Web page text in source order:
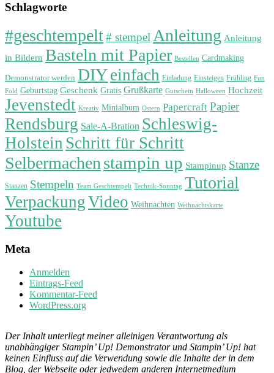
Schlagworte
#geschtempelt# stempel Anleitung Anleitung
in Bildern Basteln mit Papier Bestellen Cardmaking
Demonstrator werden DIYeinfach Einladung Einsteigen Frühling Fun
Fold Geburtstag Geschenk Gratis Grußkarte Gutschein Halloween Hochzeit
Jevenstedt Kreativ Minialbum Ostern Papercraft Papier
Rendsburg Sale-A-Bration Schleswig-
Holstein Schritt für Schritt
Selbermachen stampin up Stampinup Stanze
Stanzen Stempeln Team Geschtempelt Technik-Sonntag Tutorial
VerpackungVideo Weihnachten Weihnachtskarte
Youtube
Meta
Anmelden
Eintrags-Feed
Kommentar-Feed
WordPress.org
Der Inhalt unterliegt meiner alleinigen Verantwortung als
unabhängiger Stampin’ Up! Demonstrator und Stampin’ Up! hat
keinen Einfluss auf die Verwendung sowie die Inhalte der in dem
Blog, der Webseite oder jedwedem anderen Internetmedium